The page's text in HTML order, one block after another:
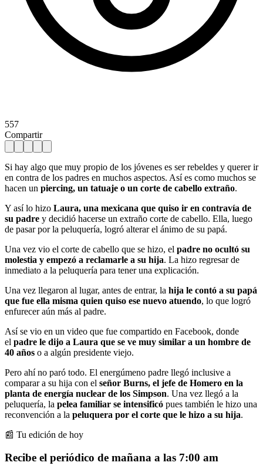
557
Compartir
Si hay algo que muy propio de los jóvenes es ser rebeldes y querer ir
en contra de los padres en muchos aspectos. Así es como muchos se
hacen un piercing, un tatuaje o un corte de cabello extraño.
Y así lo hizo Laura, una mexicana que quiso ir en contravía de
su padre y decidió hacerse un extraño corte de cabello. Ella, luego
de pasar por la peluquería, logró alterar el ánimo de su papá.
Una vez vio el corte de cabello que se hizo, el padre no ocultó su
molestia y empezó a reclamarle a su hija. La hizo regresar de
inmediato a la peluquería para tener una explicación.
Una vez llegaron al lugar, antes de entrar, la hija le contó a su papá
que fue ella misma quien quiso ese nuevo atuendo, lo que logró
enfurecer aún más al padre.
Así se vio en un video que fue compartido en Facebook, donde
el padre le dijo a Laura que se ve muy similar a un hombre de
40 años o a algún presidente viejo.
Pero ahí no paró todo. El energúmeno padre llegó inclusive a
comparar a su hija con el señor Burns, el jefe de Homero en la
planta de energía nuclear de los Simpson. Una vez llegó a la
peluquería, la pelea familiar se intensificó pues también le hizo una
reconvención a la peluquera por el corte que le hizo a su hija.
📰 Tu edición de hoy
Recibe el periódico de mañana a las 7:00 am